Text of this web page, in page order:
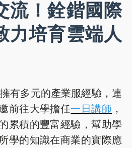
流！銓鍇國際
力培育雲端人
有多元的產業服經驗，連
前往大學擔任一日講師 ，
累積的豐富經驗，幫助學
學的知識在商業的實際應